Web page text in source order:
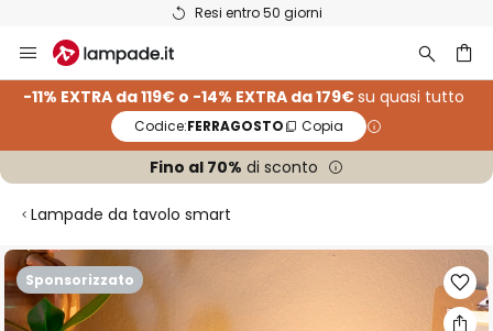
Resi entro 50 giorni
Salta
al
contenuto
-11% EXTRA da 119€ o -14% EXTRA da 179€su quasi tutto
Codice:FERRAGOSTO Copia
Fino al 70% di sconto
Lampade da tavolo smart
Sponsorizzato
Vai
alla
fine